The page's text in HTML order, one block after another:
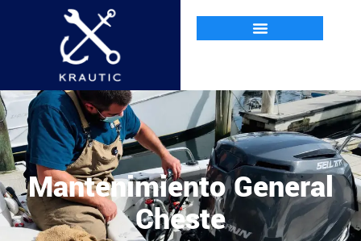
Mantenimiento General
Cheste